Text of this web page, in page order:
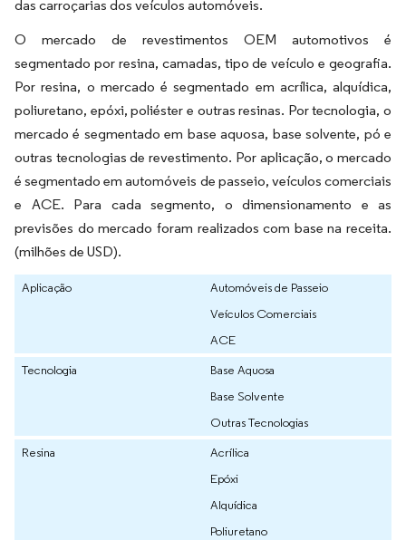
das carroçarias dos veículos automóveis.
O mercado de revestimentos OEM automotivos é
segmentado por resina, camadas, tipo de veículo e geografia.
Por resina, o mercado é segmentado em acrílica, alquídica,
poliuretano, epóxi, poliéster e outras resinas. Por tecnologia, o
mercado é segmentado em base aquosa, base solvente, pó e
outras tecnologias de revestimento. Por aplicação, o mercado
é segmentado em automóveis de passeio, veículos comerciais
e ACE. Para cada segmento, o dimensionamento e as
previsões do mercado foram realizados com base na receita.
(milhões de USD).
Aplicação
Automóveis de Passeio
Veículos Comerciais
ACE
Tecnologia
Base Aquosa
Base Solvente
Outras Tecnologias
Resina
Acrílica
Epóxi
Alquídica
Poliuretano